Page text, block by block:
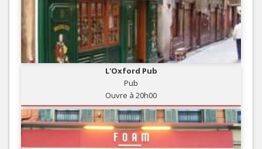
L'Oxford Pub
Pub
Ouvre à 20h00